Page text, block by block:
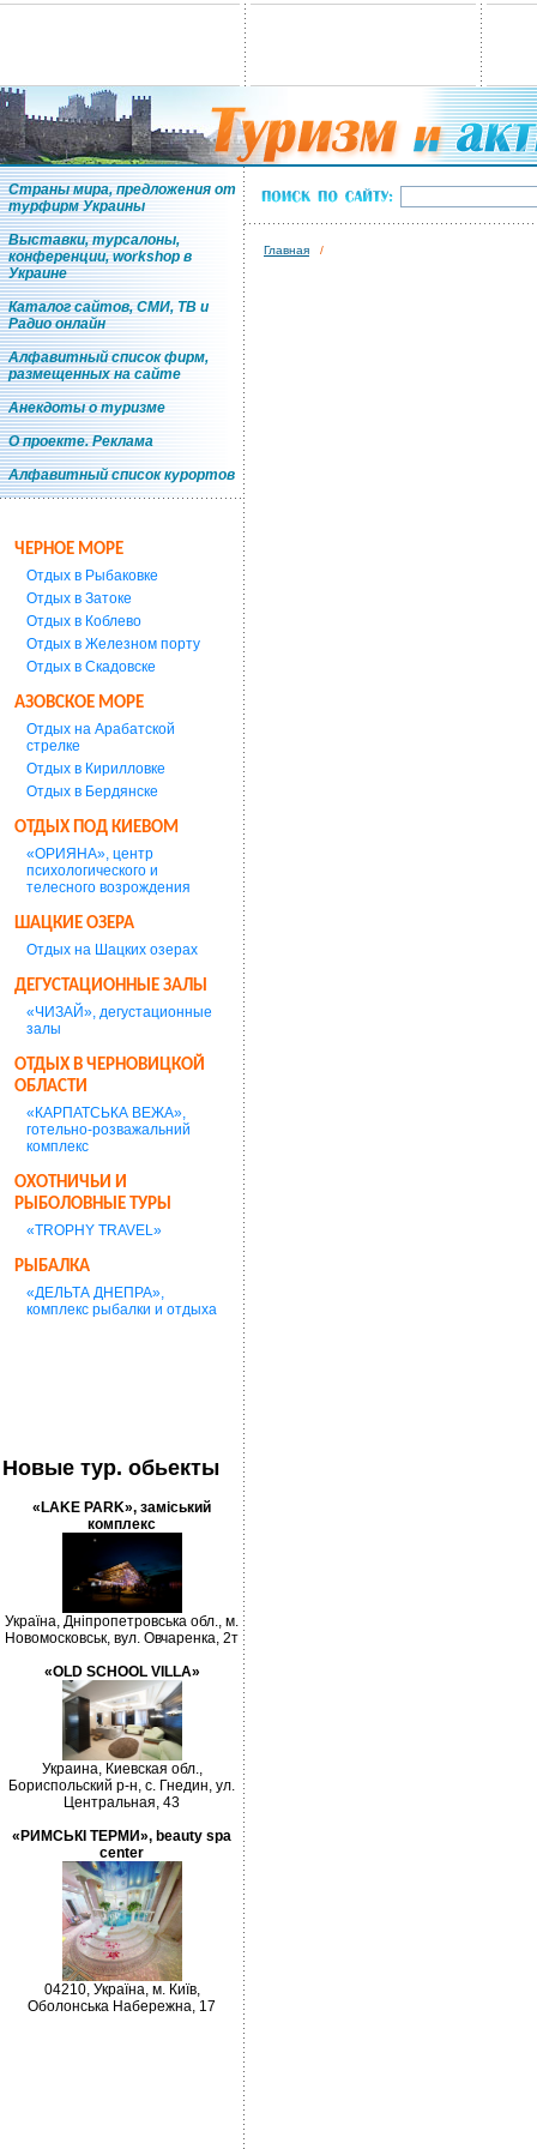
Страны мира, предложения от
турфирм Украины
Выставки, турсалоны,
конференции, workshop в
Украине
Каталог сайтов, СМИ, ТВ и
Радио онлайн
Алфавитный список фирм,
размещенных на сайте
Анекдоты о туризме
О проекте. Реклама
Алфавитный список курортов
ЧЕРНОЕ МОРЕ
Отдых в Рыбаковке
Отдых в Затоке
Отдых в Коблево
Отдых в Железном порту
Отдых в Скадовске
АЗОВСКОЕ МОРЕ
Отдых на Арабатской
стрелке
Отдых в Кирилловке
Отдых в Бердянске
ОТДЫХ ПОД КИЕВОМ
«ОРИЯНА», центр
психологического и
телесного возрождения
ШАЦКИЕ ОЗЕРА
Отдых на Шацких озерах
ДЕГУСТАЦИОННЫЕ ЗАЛЫ
«ЧИЗАЙ», дегустационные
залы
ОТДЫХ В ЧЕРНОВИЦКОЙ
ОБЛАСТИ
«КАРПАТСЬКА ВЕЖА»,
готельно-розважальний
комплекс
ОХОТНИЧЬИ И
РЫБОЛОВНЫЕ ТУРЫ
«TROPHY TRAVEL»
РЫБАЛКА
«ДЕЛЬТА ДНЕПРА»,
комплекс рыбалки и отдыха
Новые тур. обьекты
«LAKE PARK», заміський
комплекс
Україна, Дніпропетровська обл., м.
Новомосковськ, вул. Овчаренка, 2т
«OLD SCHOOL VILLA»
Украина, Киевская обл.,
Бориспольский р-н, с. Гнедин, ул.
Центральная, 43
«РИМСЬКІ ТЕРМИ», beauty spa
center
04210, Україна, м. Київ,
Оболонська Набережна, 17
Главная /